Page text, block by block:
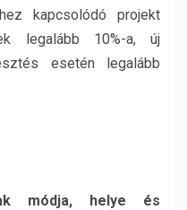
kapcsolódó projekt
legalább 10%-a, új
esetén legalább
módja, helye és